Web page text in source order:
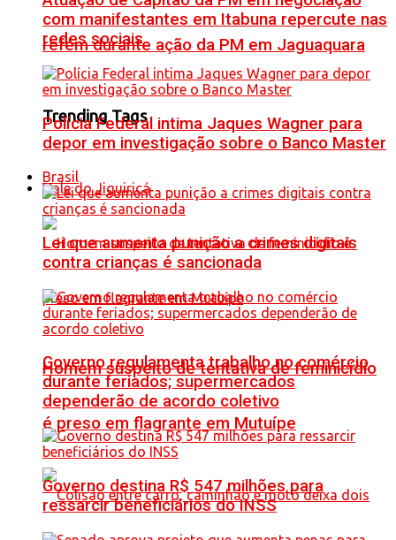
refém durante ação da PM em Jaguaquara
Trending Tags
Vale do Jiquiriçá
Homem suspeito de tentativa de feminicídio
é preso em flagrante em Mutuípe
com manifestantes em Itabuna repercute nas
redes sociais
Polícia Federal intima Jaques Wagner para
depor em investigação sobre o Banco Master
Brasil
Lei que aumenta punição a crimes digitais
contra crianças é sancionada
Governo regulamenta trabalho no comércio
durante feriados; supermercados
dependerão de acordo coletivo
Governo destina R$ 547 milhões para
ressarcir beneficiários do INSS